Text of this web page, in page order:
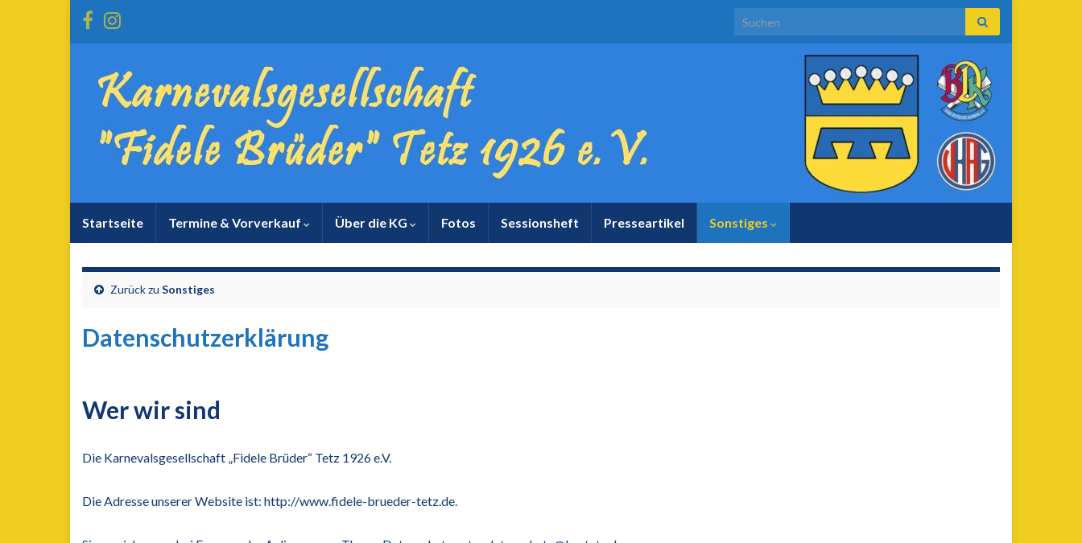
Search for:
Startseite Termine & Vorverkauf Über die KG Fotos Sessionsheft Presseartikel Sonstiges
Zurück zu Sonstiges
Datenschutzerklärung
Wer wir sind
Die Karnevalsgesellschaft „Fidele Brüder“ Tetz 1926 e.V.
Die Adresse unserer Website ist: http://www.fidele-brueder-tetz.de.